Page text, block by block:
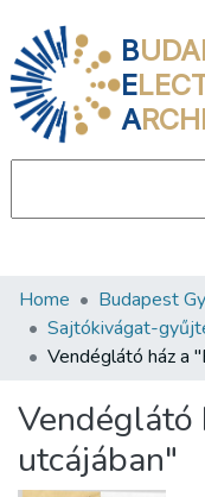
B
E
A
Communities &
All of DSpace
About us
Home Budapest
Sajtókivágat-
Vendéglátó
utcájában"